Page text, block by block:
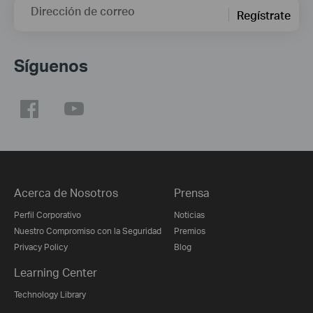
Dirección de correo Regístrate
Síguenos
Acerca de Nosotros
Perfil Corporativo
Nuestro Compromiso con la Seguridad
Privacy Policy
Prensa
Noticias
Premios
Blog
Learning Center
Technology Library